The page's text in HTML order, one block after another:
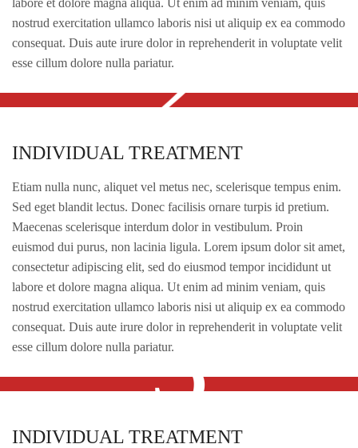
labore et dolore magna aliqua. Ut enim ad minim veniam, quis
nostrud exercitation ullamco laboris nisi ut aliquip ex ea commodo
consequat. Duis aute irure dolor in reprehenderit in voluptate velit
esse cillum dolore nulla pariatur.2
INDIVIDUAL TREATMENT
INDIVIDUAL TREATMENT
Etiam nulla nunc, aliquet vel metus nec, scelerisque tempus enim.
Sed eget blandit lectus. Donec facilisis ornare turpis id pretium.
Maecenas scelerisque interdum dolor in vestibulum. Proin
euismod dui purus, non lacinia ligula. Lorem ipsum dolor sit amet,
consectetur adipiscing elit, sed do eiusmod tempor incididunt ut
labore et dolore magna aliqua. Ut enim ad minim veniam, quis
nostrud exercitation ullamco laboris nisi ut aliquip ex ea commodo
consequat. Duis aute irure dolor in reprehenderit in voluptate velit
esse cillum dolore nulla pariatur.
INDIVIDUAL TREATMENT
3
INDIVIDUAL TREATMENT